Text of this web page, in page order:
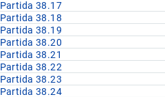
Partida 38.17
Partida 38.18
Partida 38.19
Partida 38.20
Partida 38.21
Partida 38.22
Partida 38.23
Partida 38.24